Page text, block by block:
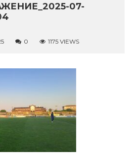
07-
0 1175 VIEWS